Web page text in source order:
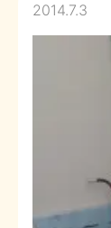
2014.7.3